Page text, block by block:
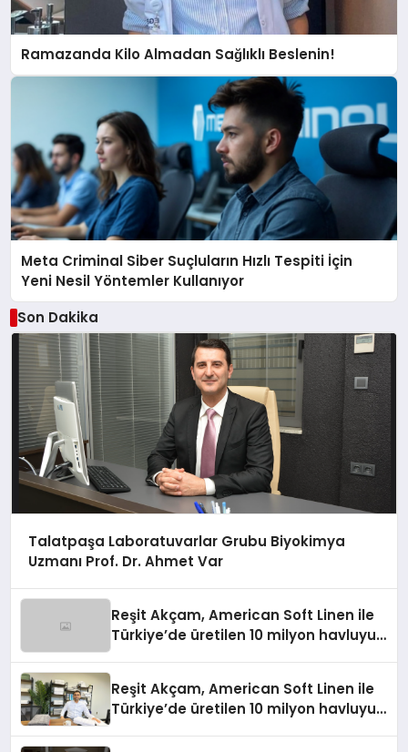
Ramazanda Kilo Almadan Sağlıklı Beslenin!
Meta Criminal Siber Suçluların Hızlı Tespiti İçin
Yeni Nesil Yöntemler Kullanıyor
Son Dakika
Talatpaşa Laboratuvarlar Grubu Biyokimya
Uzmanı Prof. Dr. Ahmet Var
Reşit Akçam, American Soft Linen ile
Türkiye’de üretilen 10 milyon havluyu
Reşit Akçam, American Soft Linen ile
Türkiye’de üretilen 10 milyon havluyu